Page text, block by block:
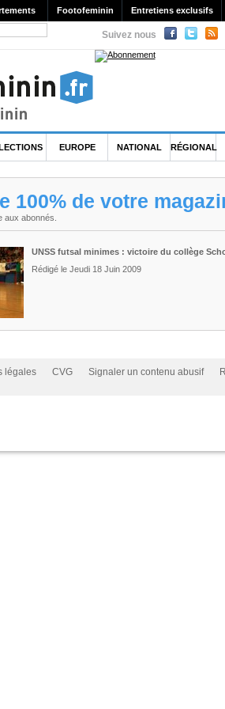
Footofeminin Entretiens exclusifs
Suivez nous
EUROPE NATIONAL RÉGIONAL
100% de votre
aux abonnés.
UNSS futsal minimes : victoire du collège
Rédigé le Jeudi 18 Juin 2009
légales CVG Signaler un contenu abusif